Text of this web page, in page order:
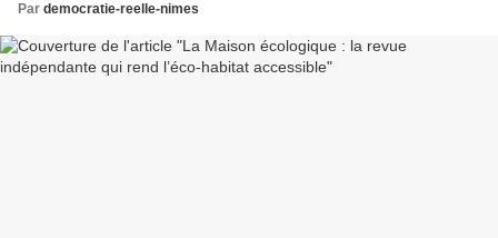
Par democratie-reelle-nimes